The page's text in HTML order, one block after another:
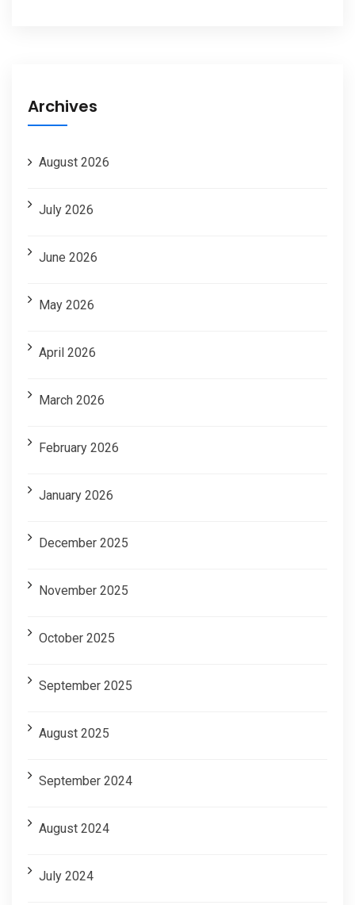
Archives
August 2026
July 2026
June 2026
May 2026
April 2026
March 2026
February 2026
January 2026
December 2025
November 2025
October 2025
September 2025
August 2025
September 2024
August 2024
July 2024